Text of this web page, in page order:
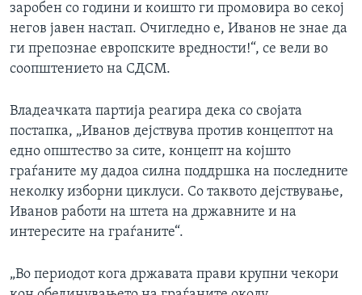
заробен со години и коишто ги промовира во секој
негов јавен настап. Очигледно е, Иванов не знае да
ги препознае европските вредности!“, се вели во
соопштението на СДСМ.
Владеачката партија реагира дека со својата
постапка, „Иванов дејствува против концептот на
едно општество за сите, концепт на којшто
граѓаните му дадоа силна поддршка на последните
неколку изборни циклуси. Со таквото дејствување,
Иванов работи на штета на државните и на
интересите на граѓаните“.
„Во периодот кога државата прави крупни чекори